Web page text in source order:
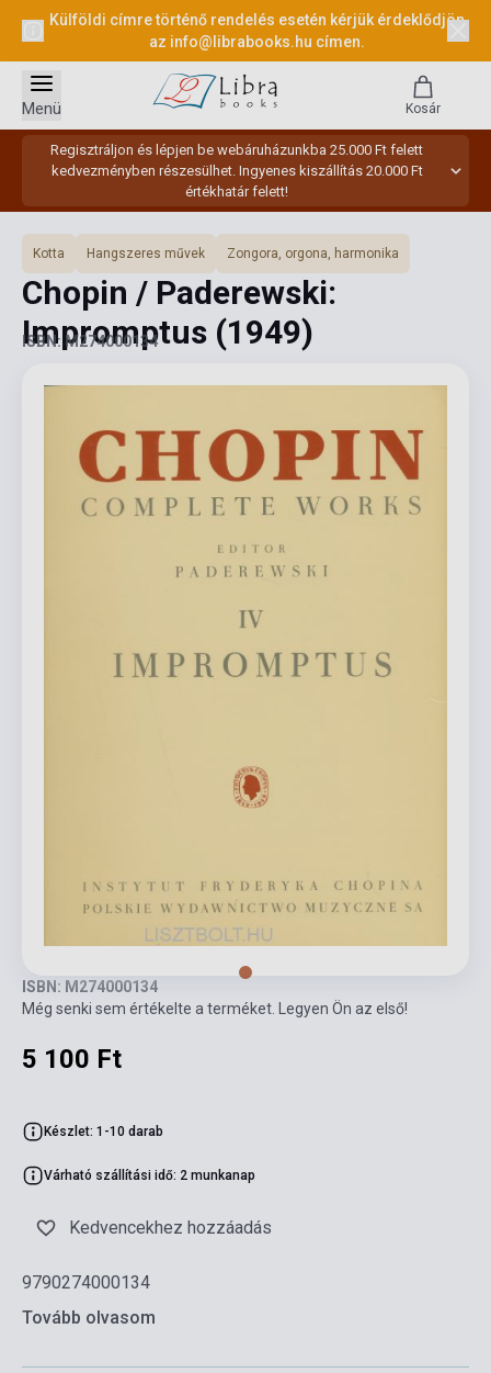
Külföldi címre történő rendelés esetén kérjük érdeklődjön
az info@librabooks.hu címen.
Regisztráljon és lépjen be webáruházunkba 25.000 Ft felett
kedvezményben részesülhet. Ingyenes kiszállítás 20.000 Ft
értékhatár felett!
Menü Kosár
Kotta Hangszeres művek Zongora, orgona, harmonika
Chopin / Paderewski:
Impromptus (1949)
ISBN: M274000134
ISBN: M274000134
Még senki sem értékelte a terméket. Legyen Ön az első!
5 100 Ft
Készlet: 1-10 darab
Várható szállítási idő: 2 munkanap
Kedvencekhez hozzáadás
9790274000134
Tovább olvasom